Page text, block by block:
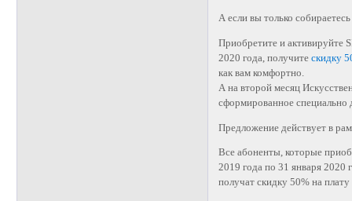
А если вы только
Приобретите и активируйте
2020 года, получитескидку
как вам комфортно.
А на второй месяц
сформированное специально
Предложение действует в
Все абоненты, которые
2019 года по 31 января 2020
получат скидку 50% на